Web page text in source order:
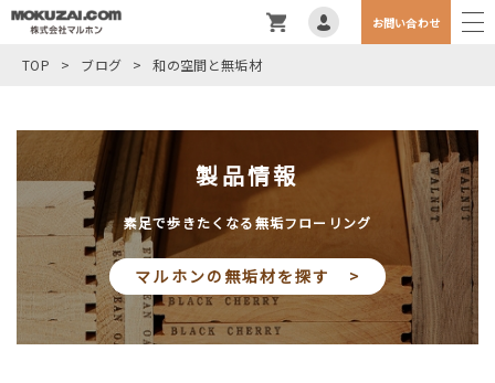
お問い合わせ
TOP > ブログ > 和の空間と無垢材
製品情報
素足で歩きたくなる無垢フローリング
マルホンの無垢材を探す >